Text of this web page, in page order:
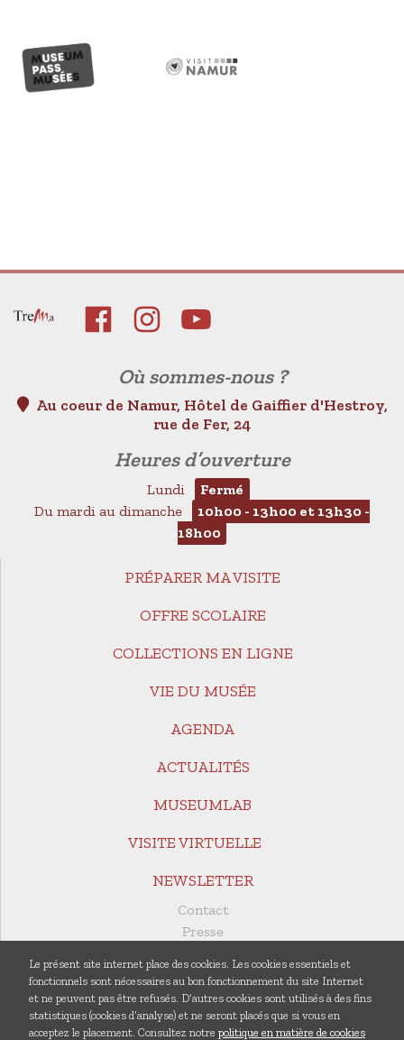
Où sommes-nous ?
Au coeur de Namur, Hôtel de Gaiffier d'Hestroy,
rue de Fer, 24
Heures d’ouverture
Lundi
Fermé
Du mardi au dimanche
10h00 - 13h00 et 13h30 -
18h00
PRÉPARER MA VISITE
OFFRE SCOLAIRE
COLLECTIONS EN LIGNE
VIE DU MUSÉE
AGENDA
ACTUALITÉS
MUSEUMLAB
VISITE VIRTUELLE
NEWSLETTER
Contact
Presse
Documents utiles
Rapports annuels
Publications
Le présent site internet place des cookies. Les cookies essentiels et
fonctionnels sont nécessaires au bon fonctionnement du site Internet
et ne peuvent pas être refusés. D’autres cookies sont utilisés à des fins
statistiques (cookies d’analyse) et ne seront placés que si vous en
acceptez le placement. Consultez notre politique en matière de cookies